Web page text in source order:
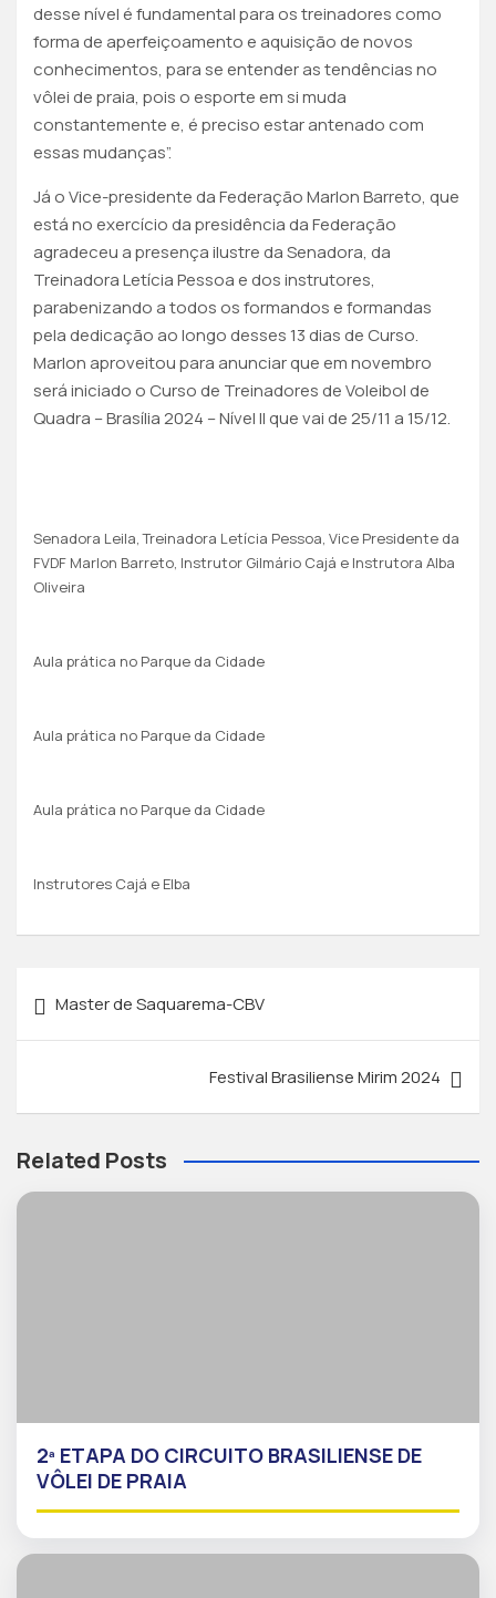
desse nível é fundamental para os treinadores como
forma de aperfeiçoamento e aquisição de novos
conhecimentos, para se entender as tendências no
vôlei de praia, pois o esporte em si muda
constantemente e, é preciso estar antenado com
essas mudanças”.
Já o Vice-presidente da Federação Marlon Barreto, que
está no exercício da presidência da Federação
agradeceu a presença ilustre da Senadora, da
Treinadora Letícia Pessoa e dos instrutores,
parabenizando a todos os formandos e formandas
pela dedicação ao longo desses 13 dias de Curso.
Marlon aproveitou para anunciar que em novembro
será iniciado o Curso de Treinadores de Voleibol de
Quadra – Brasília 2024 – Nível II que vai de 25/11 a 15/12.
Senadora Leila, Treinadora Letícia Pessoa, Vice Presidente da
FVDF Marlon Barreto, Instrutor Gilmário Cajá e Instrutora Alba
Oliveira
Aula prática no Parque da Cidade
Aula prática no Parque da Cidade
Aula prática no Parque da Cidade
Instrutores Cajá e Elba
Master de Saquarema-CBV
Festival Brasiliense Mirim 2024
Related Posts
2ª ETAPA DO CIRCUITO BRASILIENSE DE
VÔLEI DE PRAIA